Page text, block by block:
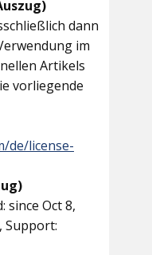
dann
im
Artikels
vorliegende
de/license-
since Oct 8,
Support: